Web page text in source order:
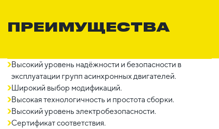
ПРЕИМУЩЕСТВА
Высокий уровень надёжности и безопасности в
эксплуатации групп асинхронных двигателей.
Широкий выбор модификаций.
Высокая технологичность и простота сборки.
Высокий уровень электробезопасности.
Сертификат соответствия.